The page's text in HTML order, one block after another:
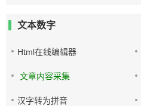
文本数字
Html在线编辑器
文章内容采集
汉字转为拼音